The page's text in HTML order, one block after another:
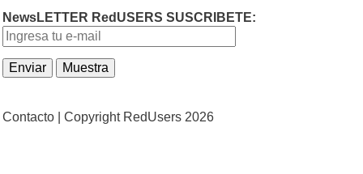
NewsLETTER RedUSERS SUSCRIBETE:
Contacto | Copyright RedUsers 2026